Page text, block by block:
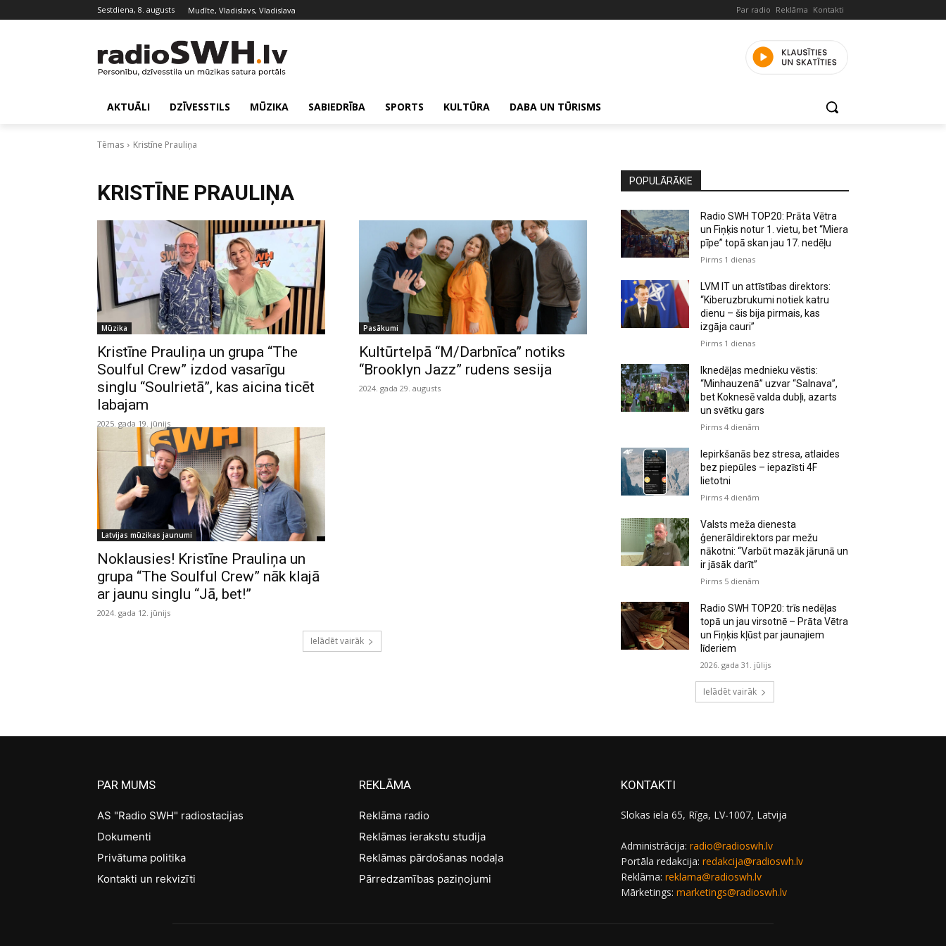
sestdiena, 8. augusts Mudīte, Vladislavs, Vladislava Par radio Reklāma Kontakti
AKTUĀLI DZĪVESSTILS MŪZIKA SABIEDRĪBA SPORTS KULTŪRA DABA UN TŪRISMS
Tēmas Kristīne Prauliņa
KRISTĪNE PRAULIŅA
Mūzika
Kristīne Prauliņa un grupa “The
Soulful Crew” izdod vasarīgu
singlu “Soulrietā”, kas aicina ticēt
labajam
2025. gada 19. jūnijs
Pasākumi
Kultūrtelpā “M/Darbnīca” notiks
“Brooklyn Jazz” rudens sesija
2024. gada 29. augusts
Latvijas mūzikas jaunumi
Noklausies! Kristīne Prauliņa un
grupa “The Soulful Crew” nāk klajā
ar jaunu singlu “Jā, bet!”
2024. gada 12. jūnijs
Ielādēt vairāk
POPULĀRĀKIE
Radio SWH TOP20: Prāta Vētra
un Fiņķis notur 1. vietu, bet “Miera
pīpe” topā skan jau 17. nedēļu
Pirms 1 dienas
LVM IT un attīstības direktors:
“Kiberuzbrukumi notiek katru
dienu – šis bija pirmais, kas
izgāja cauri”
Pirms 1 dienas
Iknedēļas mednieku vēstis:
“Minhauzenā” uzvar “Salnava”,
bet Koknesē valda dubļi, azarts
un svētku gars
Pirms 4 dienām
Iepirkšanās bez stresa, atlaides
bez piepūles – iepazīsti 4F
lietotni
Pirms 4 dienām
Valsts meža dienesta
ģenerāldirektors par mežu
nākotni: “Varbūt mazāk jārunā un
ir jāsāk darīt”
Pirms 5 dienām
Radio SWH TOP20: trīs nedēļas
topā un jau virsotnē – Prāta Vētra
un Fiņķis kļūst par jaunajiem
līderiem
2026. gada 31. jūlijs
Ielādēt vairāk
PAR MUMS
AS "Radio SWH" radiostacijas
Dokumenti
Privātuma politika
Kontakti un rekvizīti
REKLĀMA
Reklāma radio
Reklāmas ierakstu studija
Reklāmas pārdošanas nodaļa
Pārredzamības paziņojumi
KONTAKTI
Slokas iela 65, Rīga, LV-1007, Latvija
Administrācija: radio@radioswh.lv
Portāla redakcija: redakcija@radioswh.lv
Reklāma: reklama@radioswh.lv
Mārketings: marketings@radioswh.lv